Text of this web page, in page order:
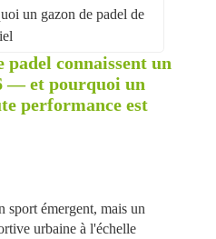
padel connaissent un
— et pourquoi un
performance est
sport émergent, mais un
urbaine à l'échelle